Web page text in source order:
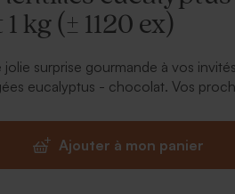
kg (± 1120 ex)
surprise gourmande à vos
eucalyptus - chocolat. Vos
années, et reste chère dans le
par boite de 1kg soit environ 1120
Ajouter à mon panier